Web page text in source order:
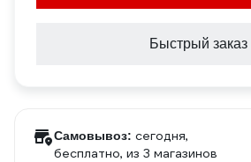
Быстрый заказ
Самовывоз: сегодня,
бесплатно, из 3 магазинов